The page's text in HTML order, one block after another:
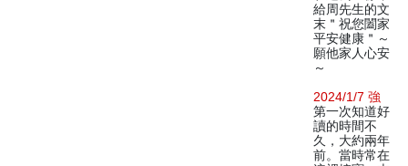
給周先生的文
末＂祝您闔家
平安健康＂～
願他家人心安
～
2024/1/7 強
第一次知道好
讀的時間不
久，大約兩年
前。當時常在